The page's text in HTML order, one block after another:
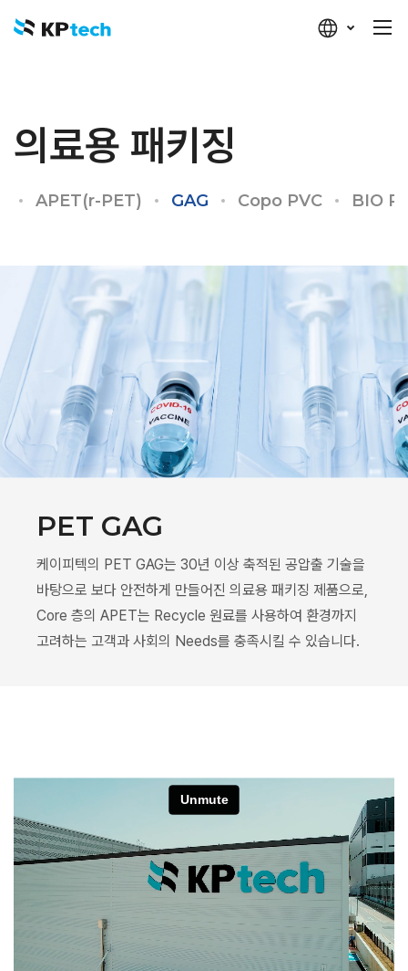
의료용 패키징
APET(r-PET) GAG Copo PVC BIO
PET GAG
케이피텍의 PET GAG는 30년 이상 축적된 공압출 기술을
바탕으로 보다 안전하게 만들어진 의료용 패키징 제품으로,​
Core 층의 APET는 Recycle 원료를 사용하여 환경까지
고려하는 고객과 사회의 Needs를 충족시킬 수 있습니다.